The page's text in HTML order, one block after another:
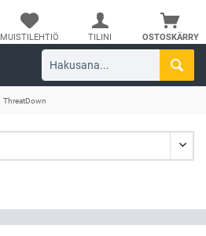
OSTOSKÄRRY
MUISTILEHTIÖ TILINI
ThreatDown